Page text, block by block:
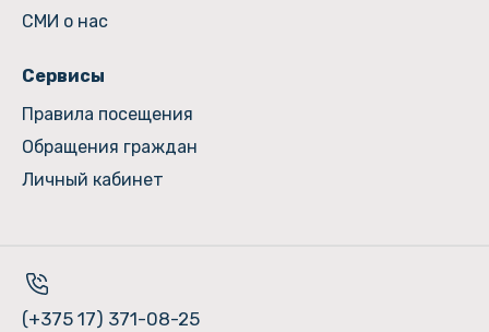
СМИ о нас
Сервисы
Правила посещения
Обращения граждан
Личный кабинет
(+375 17) 371-08-25